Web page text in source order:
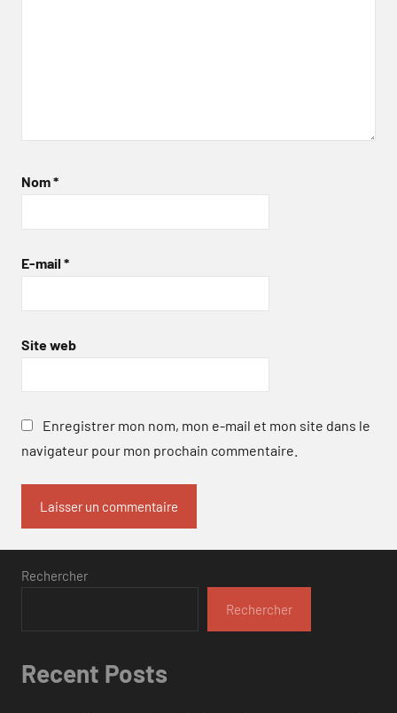
Nom*
E-mail *
Site web
Enregistrer mon nom, mon e-mail et mon site dans le
navigateur pour mon prochain commentaire.
Rechercher
Rechercher
Recent Posts